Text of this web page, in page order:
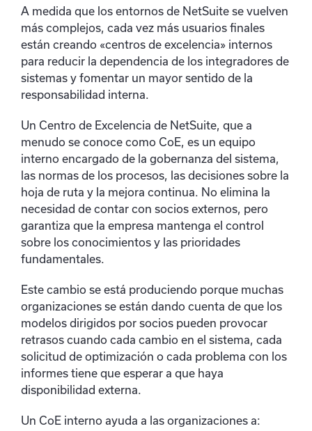
A medida que los entornos de NetSuite se vuelven
más complejos, cada vez más usuarios finales
están creando «centros de excelencia» internos
para reducir la dependencia de los integradores de
sistemas y fomentar un mayor sentido de la
responsabilidad interna.
Un Centro de Excelencia de NetSuite, que a
menudo se conoce como CoE, es un equipo
interno encargado de la gobernanza del sistema,
las normas de los procesos, las decisiones sobre la
hoja de ruta y la mejora continua. No elimina la
necesidad de contar con socios externos, pero
garantiza que la empresa mantenga el control
sobre los conocimientos y las prioridades
fundamentales.
Este cambio se está produciendo porque muchas
organizaciones se están dando cuenta de que los
modelos dirigidos por socios pueden provocar
retrasos cuando cada cambio en el sistema, cada
solicitud de optimización o cada problema con los
informes tiene que esperar a que haya
disponibilidad externa.
Un CoE interno ayuda a las organizaciones a: